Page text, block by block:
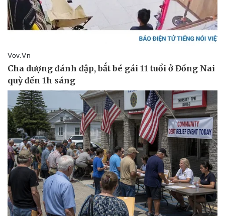
Thể thao
Bóng đá
Lịch thi đấu bóng đá
Thế giới thể thao
eSports
Hậu trường
Ô tô - Xe máy
Ô tô
Xe máy
Tư vấn